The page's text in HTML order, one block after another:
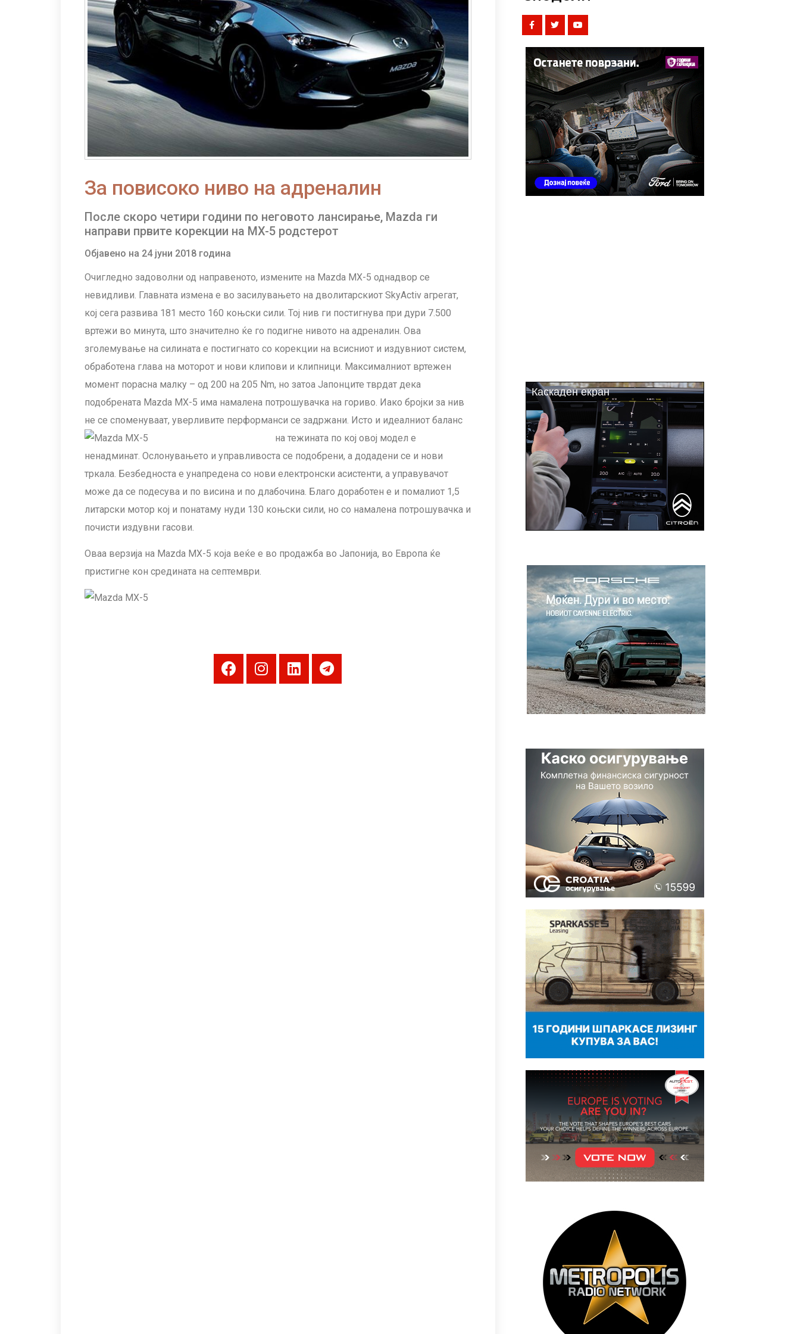
За повисоко ниво на адреналин
После скоро четири години по неговото лансирање, Mazda ги
направи првите корекции на MX-5 родстерот
Објавено на 24 јуни 2018 година
Очигледно задоволни од направеното, измените на Mazda MX-5 однадвор се
невидливи. Главната измена е во засилувањето на дволитарскиот SkyActiv агрегат,
кој сега развива 181 место 160 коњски сили. Тој нив ги постигнува при дури 7.500
вртежи во минута, што значително ќе го подигне нивото на адреналин. Ова
зголемување на силината е постигнато со корекции на всисниот и издувниот систем,
обработена глава на моторот и нови клипови и клипници. Максималниот вртежен
момент порасна малку – од 200 на 205 Nm, но затоа Јапонците тврдат дека
подобрената Mazda MX-5 има намалена потрошувачка на гориво. Иако бројки за нив
не се споменуваат, уверливите перформанси се задржани. Исто и идеалниот баланс
на тежината по кој овој модел е
ненадминат. Ослонувањето и управливоста се подобрени, а додадени се и нови
тркала. Безбедноста е унапредена со нови електронски асистенти, а управувачот
може да се подесува и по висина и по длабочина. Благо доработен е и помалиот 1,5
литарски мотор кој и понатаму нуди 130 коњски сили, но со намалена потрошувачка и
почисти издувни гасови.
Оваа верзија на Mazda MX-5 која веќе е во продажба во Јапонија, во Европа ќе
пристигне кон средината на септември.